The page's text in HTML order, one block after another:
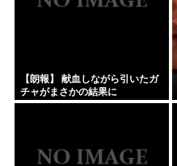
【朗報】 献血しながら引いたガ
チャがまさかの結果に